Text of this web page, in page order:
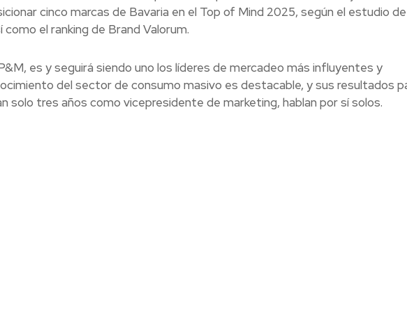
cinco marcas de Bavaria en el Top of Mind 2025, según el estudio de
como el ranking de Brand Valorum.
es y seguirá siendo uno los líderes de mercadeo más influyentes y
del sector de consumo masivo es destacable, y sus resultados
solo tres años como vicepresidente de marketing, hablan por sí solos.